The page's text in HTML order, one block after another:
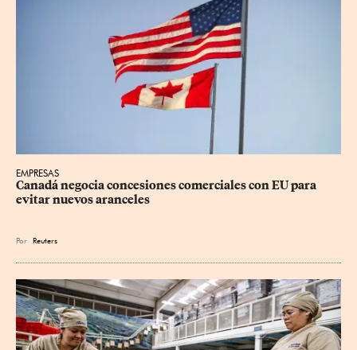
EMPRESAS
Canadá negocia concesiones comerciales con EU para
evitar nuevos aranceles
Por Reuters